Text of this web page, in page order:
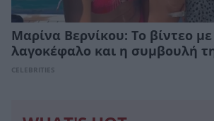
Μαρίνα Βερνίκου: Το βίντεο με
λαγοκέφαλο και η συμβουλή
CELEBRITIES